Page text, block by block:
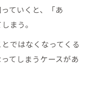
ていくと、「あ
まう。
ではなくなってくる
てしまうケースがあ